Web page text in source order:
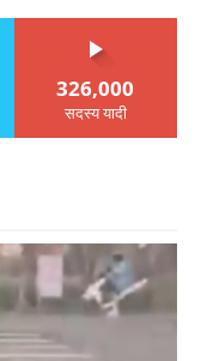
326,000
सदस्य यादी